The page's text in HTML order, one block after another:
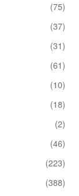
(75)
(37)
(31)
(61)
(10)
(18)
(2)
(46)
(223)
(388)